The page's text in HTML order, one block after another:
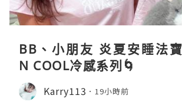
BB、小朋友 炎夏安睡法
N COOL冷感系列🌀
Karry113 19小時前